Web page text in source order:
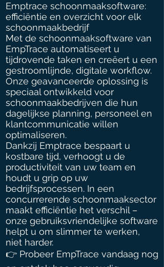
Emptrace schoonmaaksoftware:
efficiëntie en overzicht voor elk
schoonmaakbedrijf
Met de schoonmaaksoftware van
EmpTrace automatiseert u
tijdrovende taken en creëert u een
gestroomlijnde, digitale workflow.
Onze geavanceerde oplossing is
speciaal ontwikkeld voor
schoonmaakbedrijven die hun
dagelijkse planning, personeel en
klantcommunicatie willen
optimaliseren.
Dankzij Emptrace bespaart u
kostbare tijd, verhoogt u de
productiviteit van uw team en
houdt u grip op uw
bedrijfsprocessen. In een
concurrerende schoonmaaksector
maakt efficiëntie het verschil –
onze gebruiksvriendelijke software
helpt u om slimmer te werken,
niet harder.
👉 Probeer EmpTrace vandaag nog